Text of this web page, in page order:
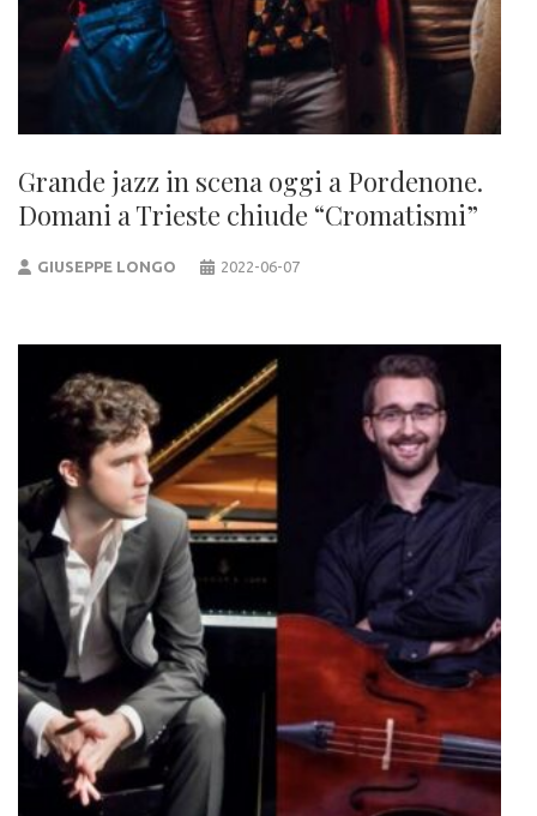
Grande jazz in scena oggi a Pordenone.
Domani a Trieste chiude “Cromatismi”
GIUSEPPE LONGO 2022-06-07